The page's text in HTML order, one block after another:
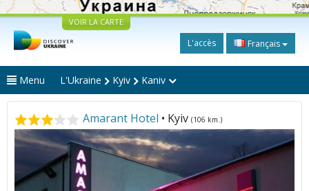
VOIR LA CARTE
L'accès Français
Menu L'Ukraine Kyiv Kaniv
Amarant Hotel • Kyiv (106 km.)